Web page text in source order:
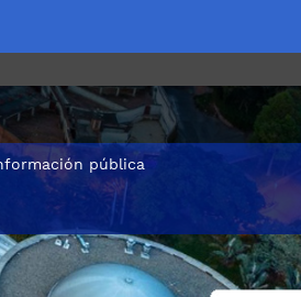
pública